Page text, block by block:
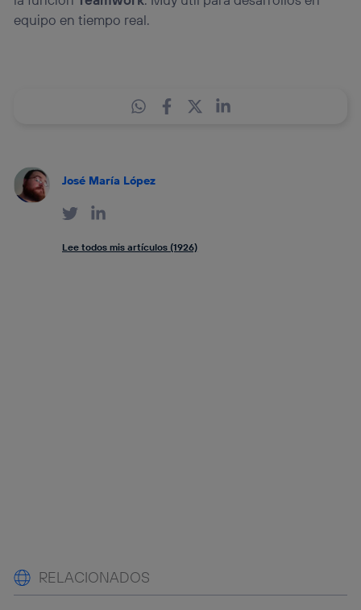
equipo en tiempo real.
José María López
Lee todos mis artículos (1926)
RELACIONADOS